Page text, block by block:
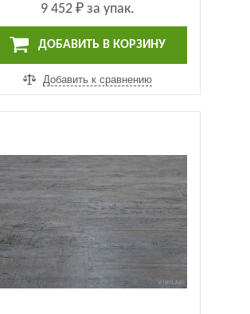
9 452 ₽за упак.
ДОБАВИТЬ В КОРЗИНУ
Добавить к сравнению